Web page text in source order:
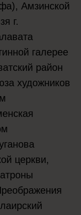
Амзинской
г.
галерее
район
художников
церкви,